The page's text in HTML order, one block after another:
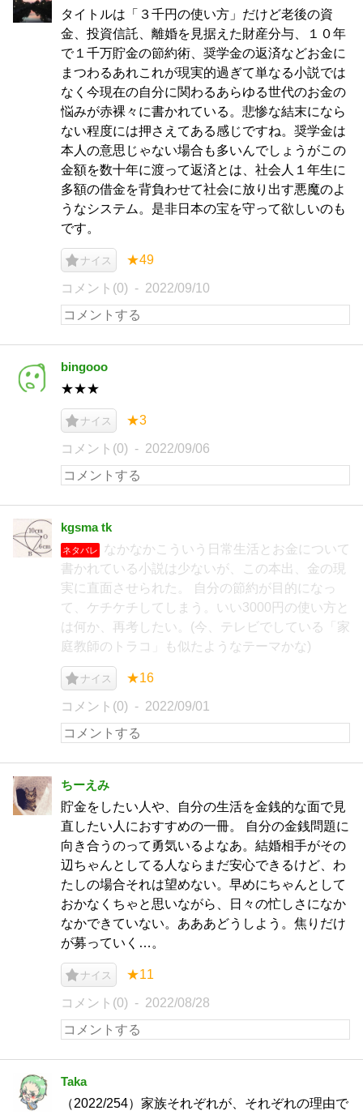
タイトルは「３千円の使い方」だけど老後の資
金、投資信託、離婚を見据えた財産分与、１０年
で１千万貯金の節約術、奨学金の返済などお金に
まつわるあれこれが現実的過ぎて単なる小説では
なく今現在の自分に関わるあらゆる世代のお金の
悩みが赤裸々に書かれている。悲惨な結末になら
ない程度には押さえてある感じですね。奨学金は
本人の意思じゃない場合も多いんでしょうがこの
金額を数十年に渡って返済とは、社会人１年生に
多額の借金を背負わせて社会に放り出す悪魔のよ
うなシステム。是非日本の宝を守って欲しいのも
です。
ナイス ★49
コメント(0) 2022/09/10
bingooo
★★★
ナイス ★3
コメント(0) 2022/09/06
kgsma tk
ネタバレ
なかなかこういう日常生活とお金について
書かれている小説は少ないが、この本出、金の現
実に直面させられた。 自分の節約が目的になっ
て、ケチケチしてしまう。いい3000円の使い方と
は何か、再考したい。(今、テレビでしている「家
庭教師のトラコ」も似たようなテーマかな)
ナイス ★16
コメント(0) 2022/09/01
ちーえみ
貯金をしたい人や、自分の生活を金銭的な面で見
直したい人におすすめの一冊。 自分の金銭問題に
向き合うのって勇気いるよなあ。結婚相手がその
辺ちゃんとしてる人ならまだ安心できるけど、わ
たしの場合それは望めない。早めにちゃんとして
おかなくちゃと思いながら、日々の忙しさになか
なかできていない。あああどうしよう。焦りだけ
が募っていく…。
ナイス ★11
コメント(0) 2022/08/28
Taka
（2022/254）家族それぞれが、それぞれの理由で